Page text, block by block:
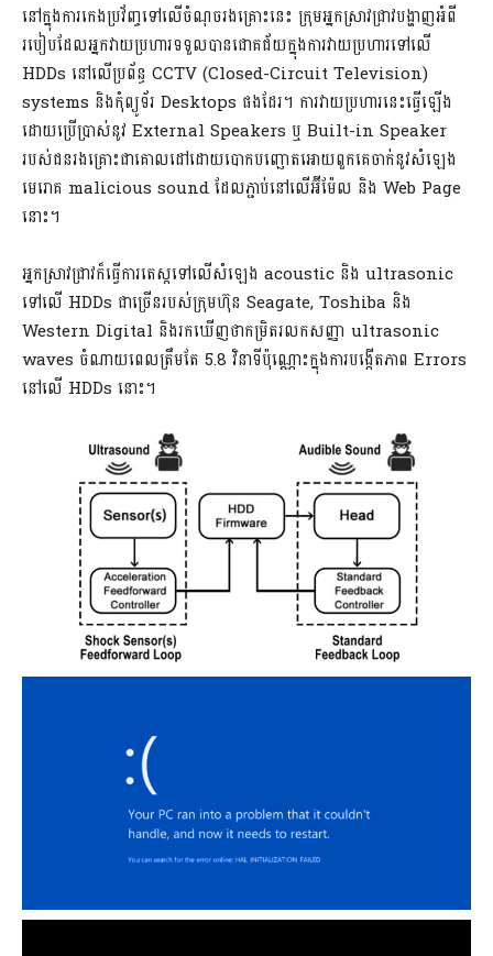
នៅក្នុងការកេងប្រវ័ញ្ចទៅលើចំណុចរងគ្រោះនេះ ក្រុមអ្នកស្រាវជ្រាវបង្ហាញអំពី
របៀបដែលអ្នកវាយប្រហារទទួលបានជោគជ័យក្នុងការវាយប្រហារទៅលើ
HDDs នៅលើប្រព័ន្ធ CCTV (Closed-Circuit Television)
systems និងកុំព្យូទ័រ Desktops ផងដែរ។ ការវាយប្រហារនេះធ្វើឡើង
ដោយប្រើប្រាស់នូវ External Speakers ឬ Built-in Speaker
របស់ជនរងគ្រោះជាគោលដៅដោយបោកបញ្ឆោតអោយពួកគេចាក់នូវសំឡេង
មេរោគ malicious sound ដែលភ្ជាប់នៅលើអ៊ីម៉ែល និង Web Page
នោះ។
អ្នកស្រាវជ្រាវក៏ធ្វើការតេស្តទៅលើសំឡេង acoustic និង ultrasonic
ទៅលើ HDDs ជាច្រើនរបស់ក្រុមហ៊ុន Seagate, Toshiba និង
Western Digital និងរកឃើញថាកម្រិតរលកសញ្ញា ultrasonic
waves ចំណាយពេលត្រឹមតែ 5.8 វិនាទីប៉ុណ្ណោះក្នុងការបង្កើតភាព Errors
នៅលើ HDDs នោះ។